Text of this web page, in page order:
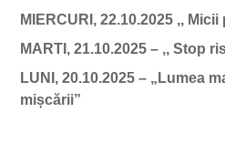
MIERCURI, 22.10.2025 ,,
MARTI, 21.10.2025 – ,, Stop
LUNI, 20.10.2025 – „Lumea
mișcării”